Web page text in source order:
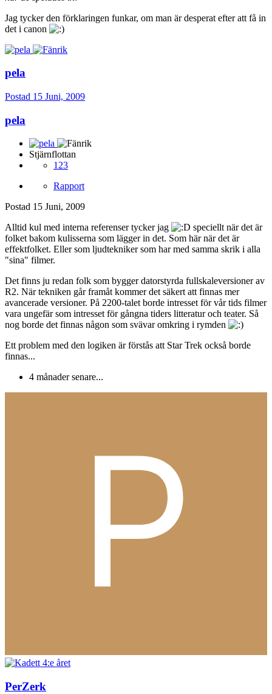
Jag tycker den förklaringen funkar, om man är desperat efter att få in
det i canon
pela
Postad 15 Juni, 2009
pela
Stjärnflottan
123
Rapport
Postad 15 Juni, 2009
Alltid kul med interna referenser tycker jag
speciellt när det är
folket bakom kulisserna som lägger in det. Som här när det är
effektfolket. Eller som ljudtekniker som har med samma skrik i alla
"sina" filmer.
Det finns ju redan folk som bygger datorstyrda fullskaleversioner av
R2. När tekniken går framåt kommer det säkert att finnas mer
avancerade versioner. På 2200-talet borde intresset för vår tids filmer
vara ungefär som intresset för gångna tiders litteratur och teater. Så
nog borde det finnas någon som svävar omkring i rymden
Ett problem med den logiken är förstås att Star Trek också borde
finnas...
4 månader senare...
PerZerk